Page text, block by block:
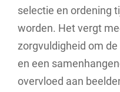
selectie en ordening
worden. Het vergt
zorgvuldigheid om
en een
overvloed aan